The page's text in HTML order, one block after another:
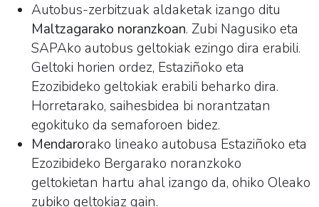
Autobus-zerbitzuak aldaketak izango ditu
Maltzagarako noranzkoan. Zubi Nagusiko eta
SAPAko autobus geltokiak ezingo dira erabili.
Geltoki horien ordez, Estaziñoko eta
Ezozibideko geltokiak erabili beharko dira.
Horretarako, saihesbidea bi norantzatan
egokituko da semaforoen bidez.
Mendarorako lineako autobusa Estaziñoko eta
Ezozibideko Bergarako noranzkoko
geltokietan hartu ahal izango da, ohiko Oleako
zubiko geltokiaz gain.